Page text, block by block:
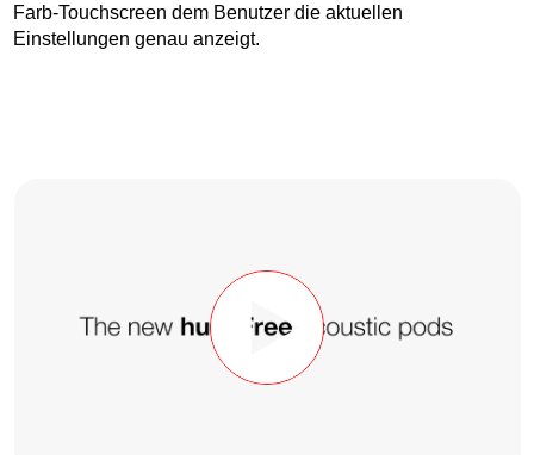
Farb-Touchscreen dem Benutzer die aktuellen
Einstellungen genau anzeigt.